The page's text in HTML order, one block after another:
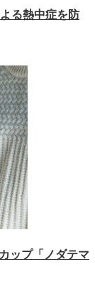
る熱中症を防
ップ「ノダテマ